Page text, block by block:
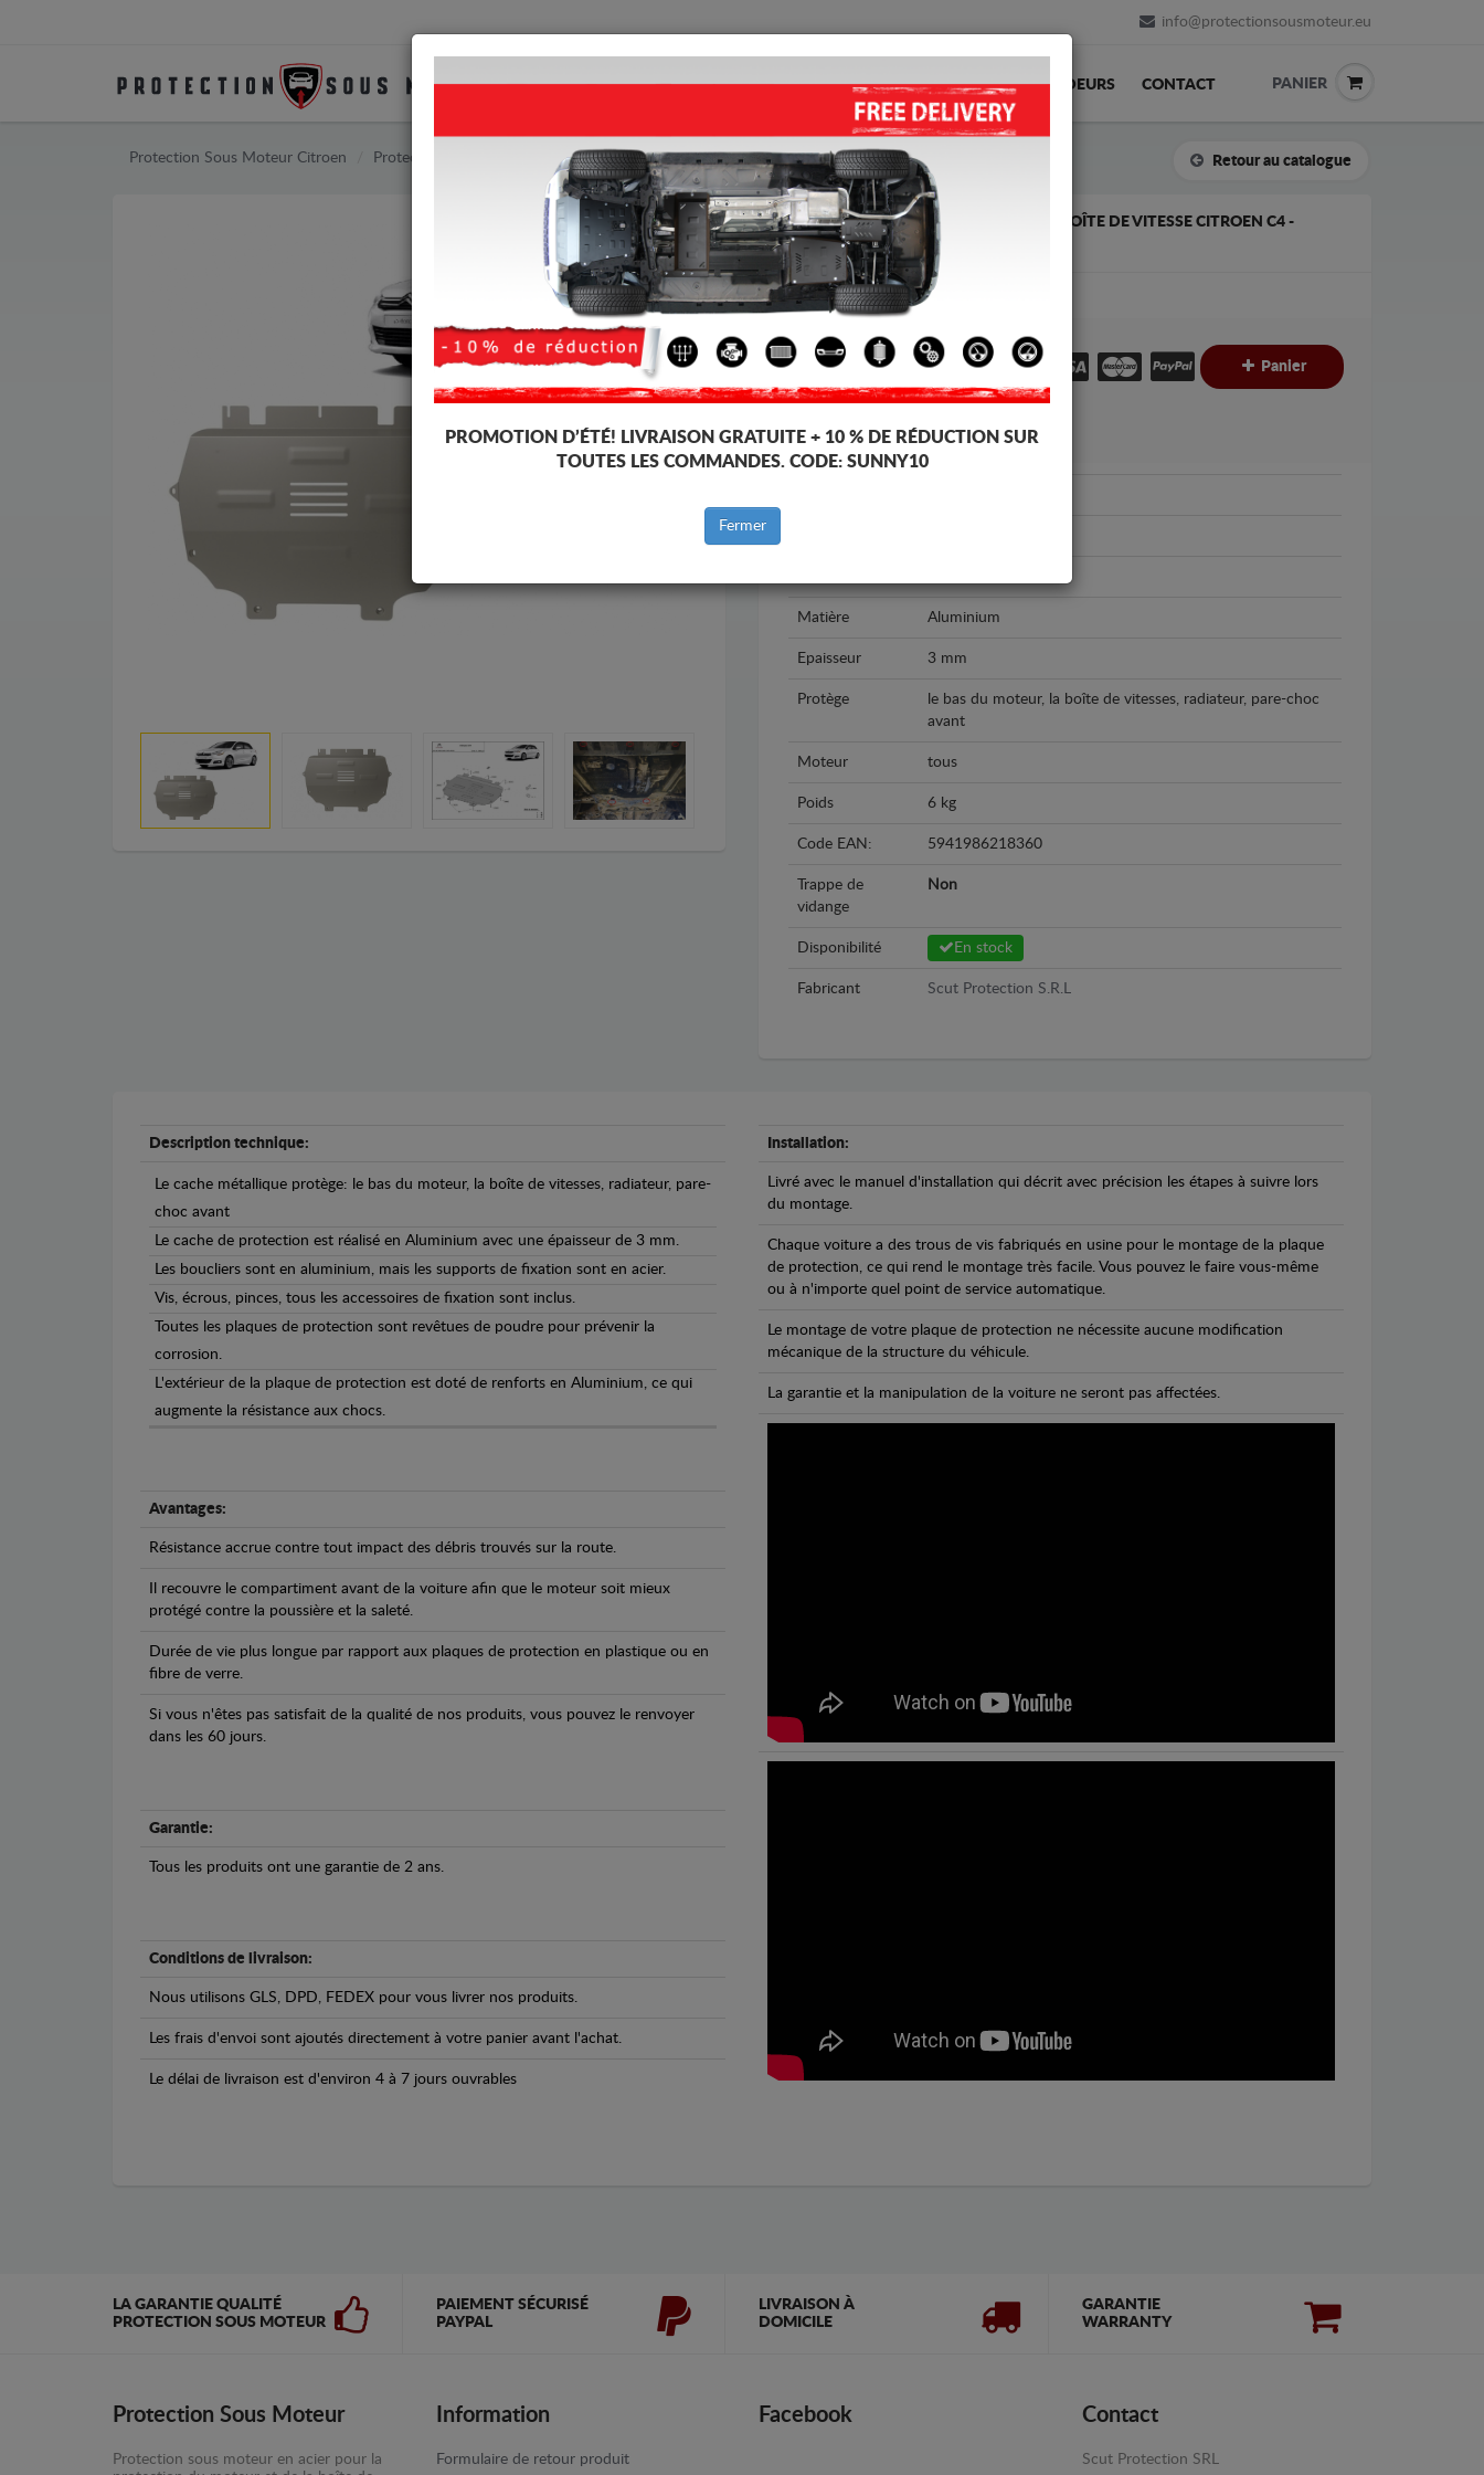
info@protectionsousmoteur.eu
PROTECTION ACCUEIL LIVRAISON AVIS REVENDEURS CONTACT PANIER
Protection Sous Moteur Citroen Protection Sous Moteur Citroen C4 Retour au catalogue
PROTECTION SOUS MOTEUR ET DE LA BOÎTE DE VITESSE CITROEN C4 -
ALUMINIUM (2013-2018)
Code d'article: 17.130ALU
319€
TTC
Panier
Matière Aluminium
Epaisseur 3 mm
Protège
le bas du moteur, la boîte de vitesses, radiateur, pare-choc
avant
Moteur tous
Poids 6 kg
Code EAN: 5941986218360
Trappe de
vidange
Non
Disponibilité En stock
Fabricant Scut Protection S.R.L
Description technique:
Le cache métallique protège: le bas du moteur, la boîte de vitesses, radiateur, pare-
choc avant
Le cache de protection est réalisé en Aluminium avec une épaisseur de 3 mm.
Les boucliers sont en aluminium, mais les supports de fixation sont en acier.
Vis, écrous, pinces, tous les accessoires de fixation sont inclus.
Toutes les plaques de protection sont revêtues de poudre pour prévenir la
corrosion.
L'extérieur de la plaque de protection est doté de renforts en Aluminium, ce qui
augmente la résistance aux chocs.
Avantages:
Résistance accrue contre tout impact des débris trouvés sur la route.
Il recouvre le compartiment avant de la voiture afin que le moteur soit mieux
protégé contre la poussière et la saleté.
Durée de vie plus longue par rapport aux plaques de protection en plastique ou en
fibre de verre.
Si vous n'êtes pas satisfait de la qualité de nos produits, vous pouvez le renvoyer
dans les 60 jours.
Garantie:
Tous les produits ont une garantie de 2 ans.
Conditions de livraison:
Nous utilisons GLS, DPD, FEDEX pour vous livrer nos produits.
Les frais d'envoi sont ajoutés directement à votre panier avant l'achat.
Le délai de livraison est d'environ 4 à 7 jours ouvrables
Installation:
Livré avec le manuel d'installation qui décrit avec précision les étapes à suivre lors
du montage.
Chaque voiture a des trous de vis fabriqués en usine pour le montage de la plaque
de protection, ce qui rend le montage très facile. Vous pouvez le faire vous-même
ou à n'importe quel point de service automatique.
Le montage de votre plaque de protection ne nécessite aucune modification
mécanique de la structure du véhicule.
La garantie et la manipulation de la voiture ne seront pas affectées.
LA GARANTIE QUALITÉ
PROTECTION SOUS MOTEUR
PAIEMENT SÉCURISÉ
PAYPAL
LIVRAISON À
DOMICILE
GARANTIE
WARRANTY
Protection Sous Moteur
Protection sous moteur en acier pour la
Information
Formulaire de retour produit
Facebook Contact
Scut Protection SRL
PROMOTION D’ÉTÉ! LIVRAISON GRATUITE + 10 % DE RÉDUCTION SUR
TOUTES LES COMMANDES. CODE: SUNNY10
Fermer